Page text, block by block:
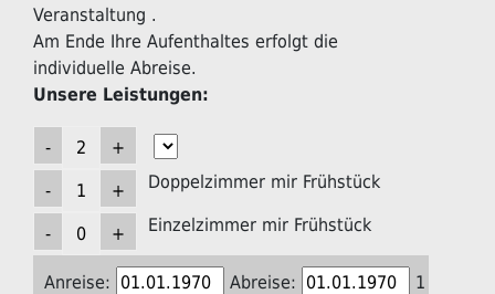
Veranstaltung .
Am Ende Ihre Aufenthaltes erfolgt die
individuelle Abreise.
Unsere Leistungen:
Doppelzimmer mir Frühstück
Einzelzimmer mir Frühstück
Anreise: Abreise:
1